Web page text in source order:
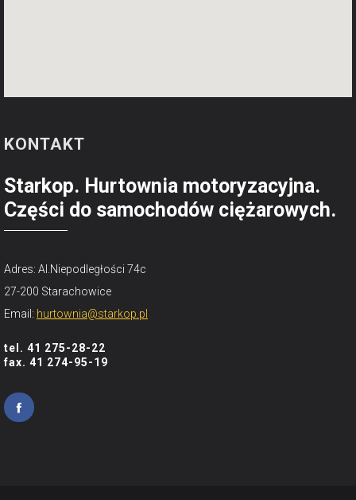
KONTAKT
Starkop. Hurtownia motoryzacyjna.
Części do samochodów ciężarowych.
Adres: Al.Niepodległości 74c
27-200 Starachowice
Email: hurtownia@starkop.pl
tel. 41 275-28-22
fax. 41 274-95-19